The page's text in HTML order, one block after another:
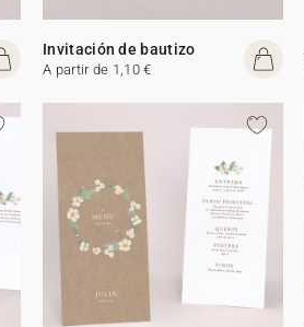
Invitación de bautizo
A partir de 1,10 €